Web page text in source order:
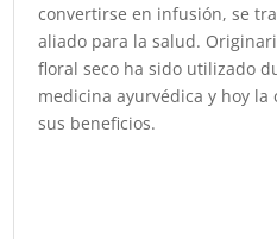
convertirse en infusión, se
aliado para la salud.
floral seco ha sido utilizado
medicina ayurvédica y hoy
sus beneficios.